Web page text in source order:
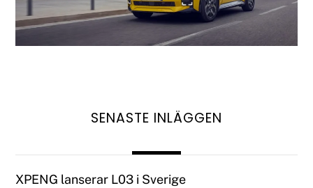
SENASTE INLÄGGEN
XPENG lanserar L03 i Sverige